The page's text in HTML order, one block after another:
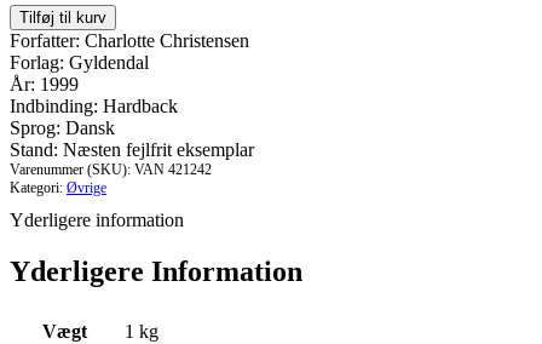
Maleren
Nicolai
Abildgaard
antal
Tilføj til kurv
Forfatter: Charlotte Christensen
Forlag: Gyldendal
År: 1999
Indbinding: Hardback
Sprog: Dansk
Stand: Næsten fejlfrit eksemplar
Varenummer (SKU): VAN 421242
Kategori: Øvrige
Yderligere information
Yderligere Information
Vægt
1 kg